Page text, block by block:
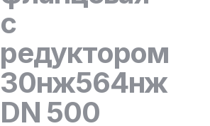
с
редуктором
30нж564нж
DN 500